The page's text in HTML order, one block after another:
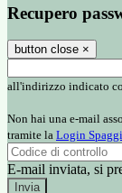
Recupero
button close ×
all'indirizzo indicato
Non hai una e-mail
tramite la Login
E-mail inviata, si